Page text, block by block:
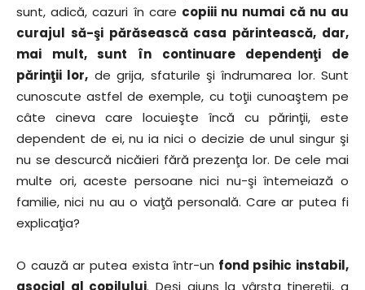
sunt, adică, cazuri în care copiii nu numai că nu au
curajul să-şi părăsească casa părintească, dar,
mai mult, sunt în continuare dependenţi de
părinţii lor, de grija, sfaturile şi îndrumarea lor. Sunt
cunoscute astfel de exemple, cu toţii cunoaştem pe
câte cineva care locuieşte încă cu părinţii, este
dependent de ei, nu ia nici o decizie de unul singur şi
nu se descurcă nicăieri fără prezenţa lor. De cele mai
multe ori, aceste persoane nici nu-şi întemeiază o
familie, nici nu au o viaţă personală. Care ar putea fi
explicaţia?
O cauză ar putea exista într-un fond psihic instabil,
asocial al copilului. Deşi ajuns la vârsta tinereţii, a